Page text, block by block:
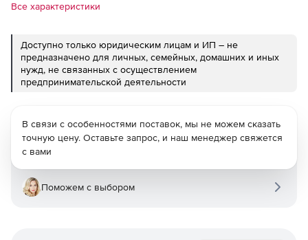
Все характеристики
Доступно только юридическим лицам и ИП – не
предназначено для личных, семейных, домашних и иных
нужд, не связанных с осуществлением
предпринимательской деятельности
В связи с особенностями поставок, мы не можем сказать
точную цену. Оставьте запрос, и наш менеджер свяжется
с вами
Поможем с выбором